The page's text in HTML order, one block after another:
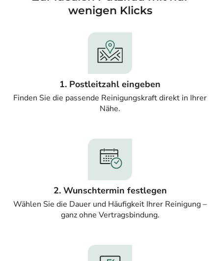
wenigen Klicks
1. Postleitzahl eingeben
Finden Sie die passende Reinigungskraft direkt in Ihrer
Nähe.
2. Wunschtermin festlegen
Wählen Sie die Dauer und Häufigkeit Ihrer Reinigung –
ganz ohne Vertragsbindung.